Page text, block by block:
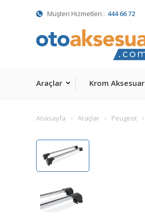
Müşteri Hizmetleri : 444 66 72
Araçlar Krom Aksesuar
Anasayfa Araçlar Peugeot